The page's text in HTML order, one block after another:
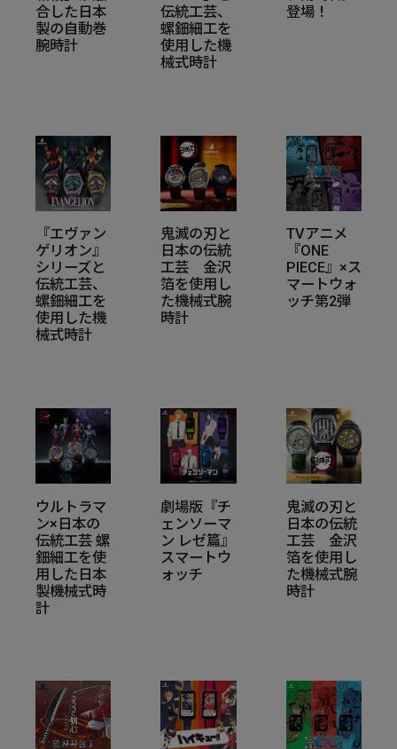
合した日本
製の自動巻
腕時計
伝統工芸、
螺鈿細工を
使用した機
械式時計
登場！
『エヴァン
ゲリオン』
シリーズと
伝統工芸、
螺鈿細工を
使用した機
械式時計
鬼滅の刃と
日本の伝統
工芸 金沢
箔を使用し
た機械式腕
時計
TVアニメ
『ONE
PIECE』×ス
マートウォ
ッチ第2弾
ウルトラマ
ン×日本の
伝統工芸 螺
鈿細工を使
用した日本
製機械式時
計
劇場版『チ
ェンソーマ
ン レゼ篇』
スマートウ
ォッチ
鬼滅の刃と
日本の伝統
工芸 金沢
箔を使用し
た機械式腕
時計